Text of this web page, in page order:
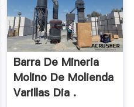
Barra De Mineria
Molino De Molienda
Varillas Dia .